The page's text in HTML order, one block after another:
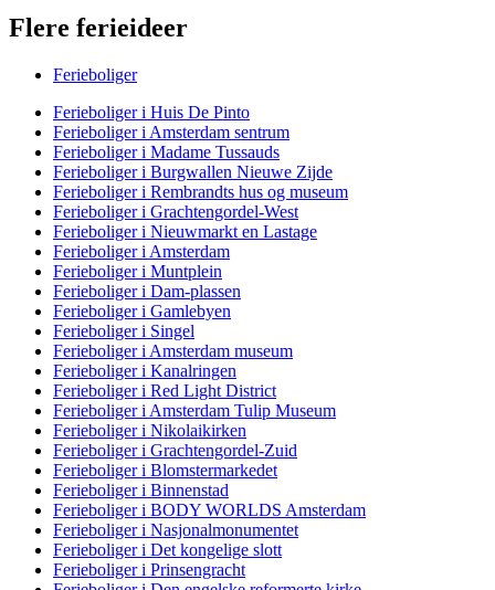
Flere ferieideer
Ferieboliger
Ferieboliger i Huis De Pinto
Ferieboliger i Amsterdam sentrum
Ferieboliger i Madame Tussauds
Ferieboliger i Burgwallen Nieuwe Zijde
Ferieboliger i Rembrandts hus og museum
Ferieboliger i Grachtengordel-West
Ferieboliger i Nieuwmarkt en Lastage
Ferieboliger i Amsterdam
Ferieboliger i Muntplein
Ferieboliger i Dam-plassen
Ferieboliger i Gamlebyen
Ferieboliger i Singel
Ferieboliger i Amsterdam museum
Ferieboliger i Kanalringen
Ferieboliger i Red Light District
Ferieboliger i Amsterdam Tulip Museum
Ferieboliger i Nikolaikirken
Ferieboliger i Grachtengordel-Zuid
Ferieboliger i Blomstermarkedet
Ferieboliger i Binnenstad
Ferieboliger i BODY WORLDS Amsterdam
Ferieboliger i Nasjonalmonumentet
Ferieboliger i Det kongelige slott
Ferieboliger i Prinsengracht